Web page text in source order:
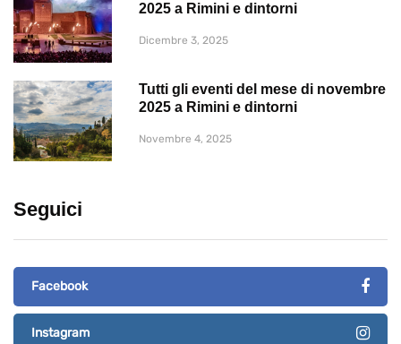
2025 a Rimini e dintorni
Dicembre 3, 2025
Tutti gli eventi del mese di novembre
2025 a Rimini e dintorni
Novembre 4, 2025
Seguici
Facebook
Instagram